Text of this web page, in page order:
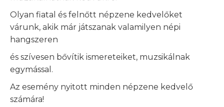
Olyan fiatal és felnőtt népzene kedvelőket
várunk, akik már játszanak valamilyen népi
hangszeren
és szívesen bővítik ismereteiket, muzsikálnak
egymással.
Az esemény nyitott minden népzene kedvelő
számára!